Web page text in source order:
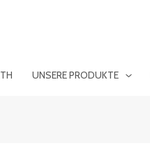
UNSERE PRODUKTE